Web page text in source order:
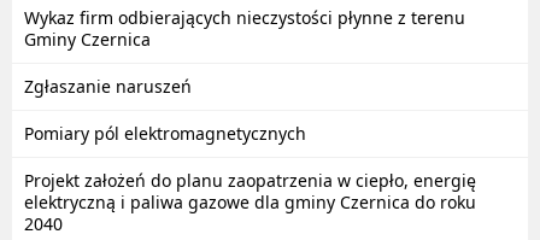
Wykaz firm odbierających nieczystości płynne z terenu
Gminy Czernica
Zgłaszanie naruszeń
Pomiary pól elektromagnetycznych
Projekt założeń do planu zaopatrzenia w ciepło, energię
elektryczną i paliwa gazowe dla gminy Czernica do roku
2040